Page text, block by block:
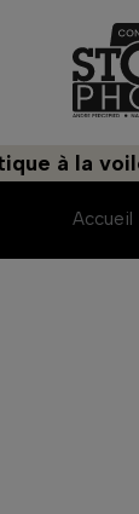
voile
Accueil